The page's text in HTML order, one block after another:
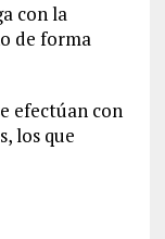
con la
de forma
efectúan con
los que